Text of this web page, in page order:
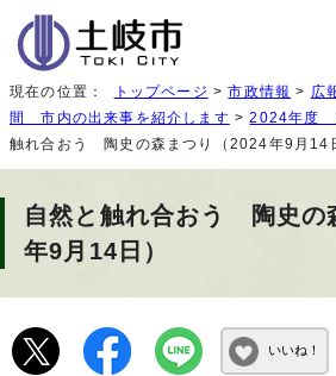
現在の位置： トップページ >市政情報 > 広
間 市内の出来事を紹介します >2024年度
触れ合おう 陶史の森まつり（2024年9月14
自然と触れ合おう 陶史の
年9月14日）
いいね！